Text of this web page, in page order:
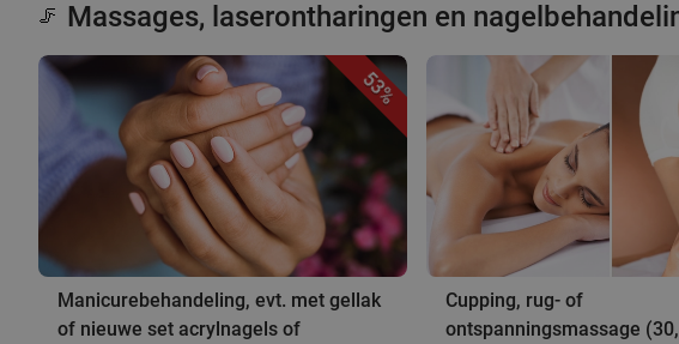
🦵 Massages, laserontharingen en
53%
Manicurebehandeling, evt. met gellak
of nieuwe set acrylnagels of
Cupping, rug- of
ontspanningsmassage